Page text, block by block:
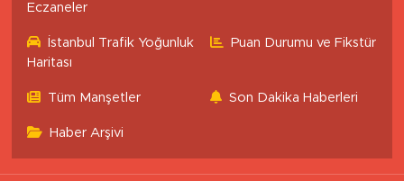
Eczaneler
İstanbul Trafik Yoğunluk
Haritası
Puan Durumu ve Fikstür
Tüm Manşetler Son Dakika Haberleri
Haber Arşivi